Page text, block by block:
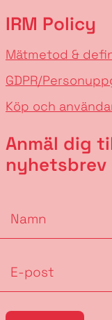
IRM Policy
Mätmetod &
GDPR/
Köp och
Anmäl dig
nyhetsbrev